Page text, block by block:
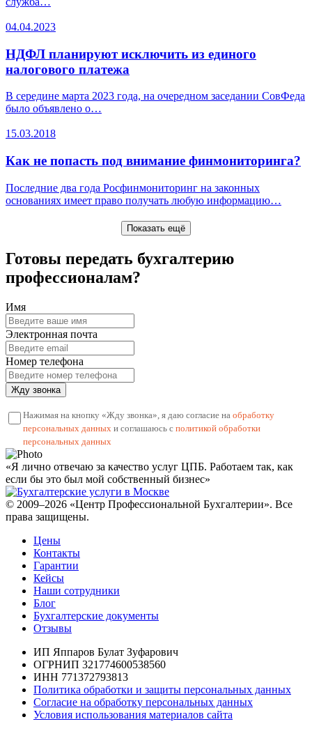
04.04.2023
НДФЛ планируют исключить из единого
налогового платежа
В середине марта 2023 года, на очередном заседании СовФеда
было объявлено о…
15.03.2018
Как не попасть под внимание финмониторинга?
Последние два года Росфинмониторинг на законных
основаниях имеет право получать любую информацию…
Показать ещё
Готовы передать бухгалтерию
профессионалам?
Имя
Электронная почта
Номер телефона
Жду звонка
Нажимая на кнопку «Жду звонка», я даю согласие на обработку
персональных данных и соглашаюсь с политикой обработки
персональных данных
«Я лично отвечаю за качество услуг ЦПБ. Работаем так, как
если бы это был мой собственный бизнес»
© 2009–2026 «Центр Профессиональной Бухгалтерии». Все
права защищены.
Цены
Контакты
Гарантии
Кейсы
Наши сотрудники
Блог
Бухгалтерские документы
Отзывы
ИП Яппаров Булат Зуфарович
ОГРНИП 321774600538560
ИНН 771372793813
Политика обработки и защиты персональных данных
Согласие на обработку персональных данных
Условия использования материалов сайта